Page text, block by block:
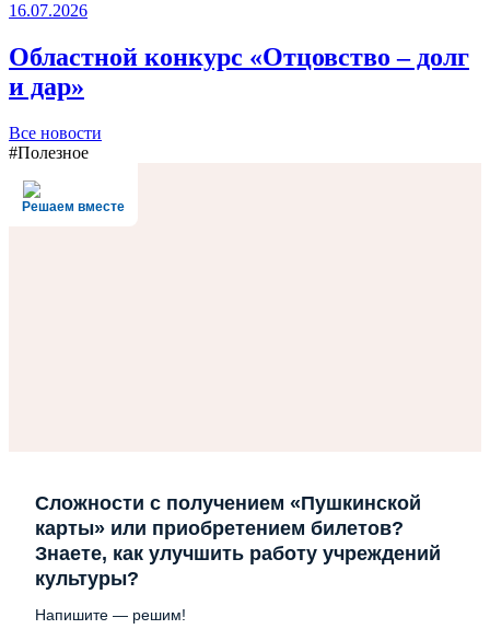
16.07.2026
Областной конкурс «Отцовство – долг
и дар»
Все новости
#Полезное
Решаем вместе
Сложности с получением «Пушкинской
карты» или приобретением билетов?
Знаете, как улучшить работу учреждений
культуры?
Напишите — решим!